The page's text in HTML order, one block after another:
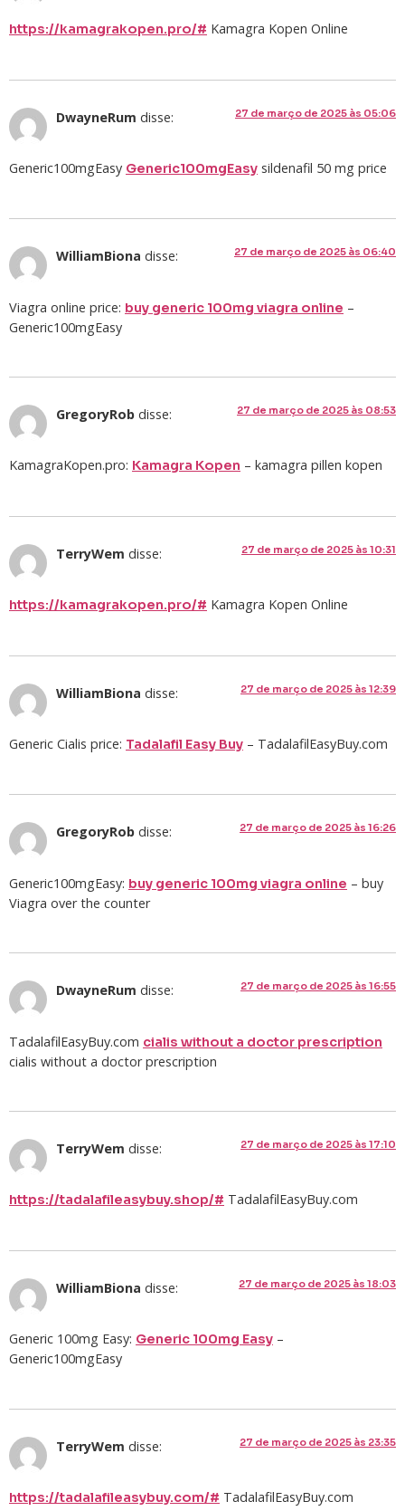
https://kamagrakopen.pro/# Kamagra Kopen Online
DwayneRum disse: 27 de março de 2025 às 05:06
Generic100mgEasy Generic100mgEasy sildenafil 50 mg price
WilliamBiona disse: 27 de março de 2025 às 06:40
Viagra online price: buy generic 100mg viagra online –
Generic100mgEasy
GregoryRob disse: 27 de março de 2025 às 08:53
KamagraKopen.pro: Kamagra Kopen – kamagra pillen kopen
TerryWem disse: 27 de março de 2025 às 10:31
https://kamagrakopen.pro/# Kamagra Kopen Online
WilliamBiona disse: 27 de março de 2025 às 12:39
Generic Cialis price: Tadalafil Easy Buy – TadalafilEasyBuy.com
GregoryRob disse: 27 de março de 2025 às 16:26
Generic100mgEasy: buy generic 100mg viagra online – buy
Viagra over the counter
DwayneRum disse: 27 de março de 2025 às 16:55
TadalafilEasyBuy.com cialis without a doctor prescription
cialis without a doctor prescription
TerryWem disse: 27 de março de 2025 às 17:10
https://tadalafileasybuy.shop/# TadalafilEasyBuy.com
WilliamBiona disse: 27 de março de 2025 às 18:03
Generic 100mg Easy: Generic 100mg Easy –
Generic100mgEasy
TerryWem disse: 27 de março de 2025 às 23:35
https://tadalafileasybuy.com/# TadalafilEasyBuy.com